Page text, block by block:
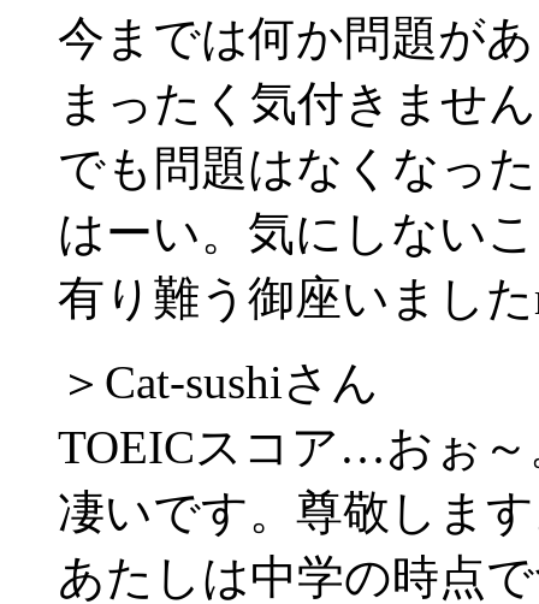
今までは何か問題が
まったく気付きませ
でも問題はなくなっ
はーい。気にしない
有り難う御座いました
＞Cat-sushiさん
TOEICスコア…おぉ～
凄いです。尊敬しま
あたしは中学の時点